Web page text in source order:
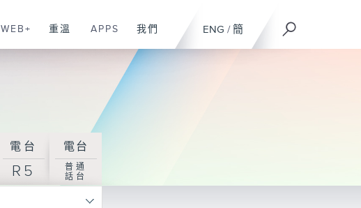
ENG / 簡
WEB+ 重溫 APPS 我們
電台
R5
電台
普通
話台